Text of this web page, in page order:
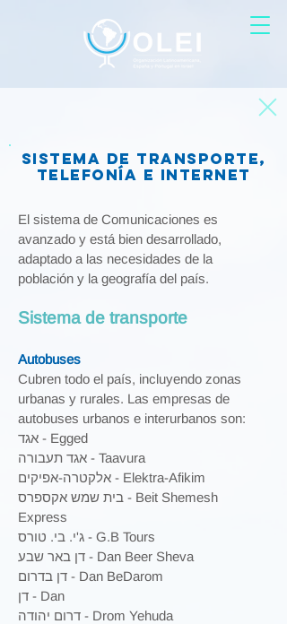
Sistema de transporte,
telefonía e internet
El sistema de Comunicaciones es
avanzado y está bien desarrollado,
adaptado a las necesidades de la
población y la geografía del país.
Sistema de transporte
Autobuses
Cubren todo el país, incluyendo zonas
urbanas y rurales. Las empresas de
autobuses urbanos e interurbanos son:
אגד - Egged
אגד תעבורה - Taavura
אלקטרה-אפיקים - Elektra-Afikim
בית שמש אקספרס - Beit Shemesh
Express
ג'י. בי. טורס - G.B Tours
דן באר שבע - Dan Beer Sheva
דן בדרום - Dan BeDarom
דן - Dan
דרום יהודה - Drom Yehuda